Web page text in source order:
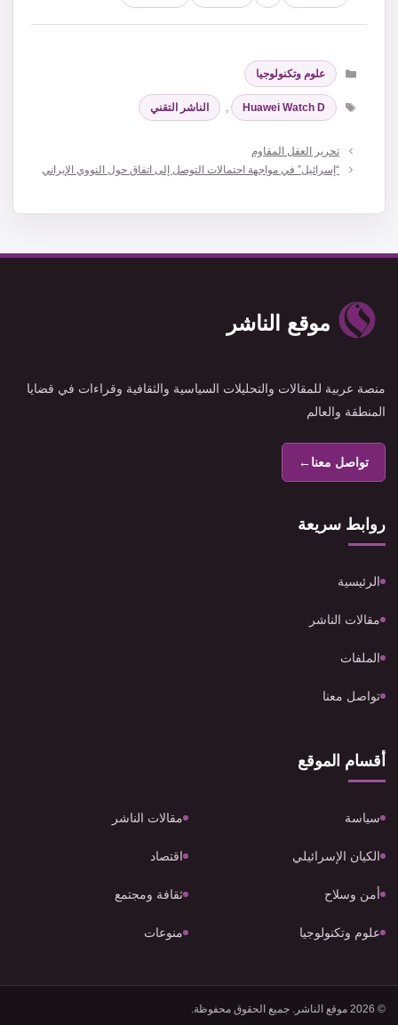
التصنيفات
علوم وتكنولوجيا
الوسوم
Huawei Watch D
, الناشر التقني
تحرير العقل المقاوم
“إسرائيل” في مواجهة احتمالات التوصل إلى اتفاق حول النووي الإيراني
موقع الناشر
منصة عربية للمقالات والتحليلات السياسية والثقافية وقراءات في قضايا
المنطقة والعالم
تواصل معنا←
روابط سريعة
الرئيسية
مقالات الناشر
الملفات
تواصل معنا
أقسام الموقع
سياسة مقالات الناشر
الكيان الإسرائيلي اقتصاد
أمن وسلاح ثقافة ومجتمع
علوم وتكنولوجيا منوعات
© 2026 موقع الناشر. جميع الحقوق محفوظة.